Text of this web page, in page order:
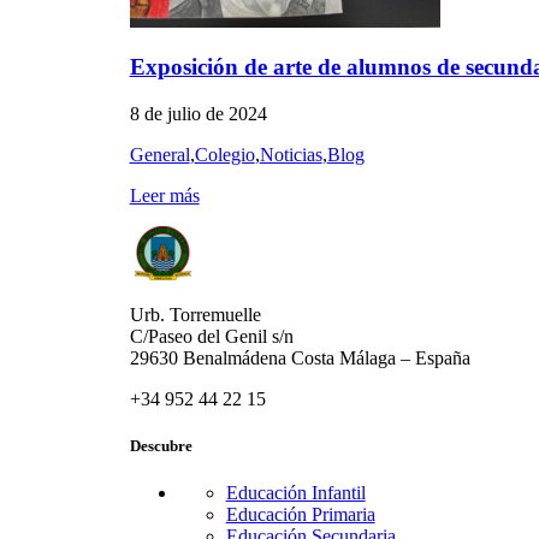
Exposición de arte de alumnos de
8 de julio de 2024
General,Colegio,Noticias,Blog
Leer más
Urb. Torremuelle
C/Paseo del Genil s/n
29630 Benalmádena Costa Málaga – España
+34 952 44 22 15
Descubre
Educación Infantil
Educación Primaria